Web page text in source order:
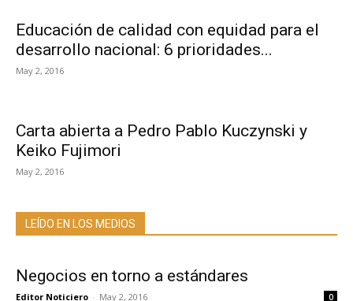
Educación de calidad con equidad para el
desarrollo nacional: 6 prioridades...
May 2, 2016
Carta abierta a Pedro Pablo Kuczynski y
Keiko Fujimori
May 2, 2016
LEÍDO EN LOS MEDIOS
Negocios en torno a estándares
Editor Noticiero - May 2, 2016 0